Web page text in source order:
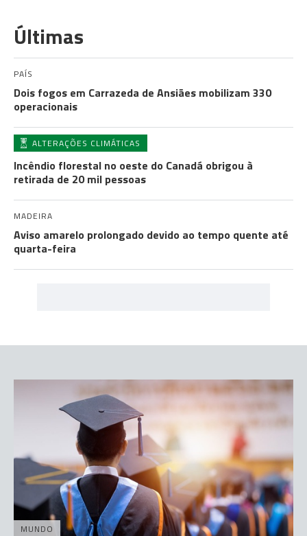
Últimas
PAÍS
Dois fogos em Carrazeda de Ansiães mobilizam 330
operacionais
ALTERAÇÕES CLIMÁTICAS
Incêndio florestal no oeste do Canadá obrigou à
retirada de 20 mil pessoas
MADEIRA
Aviso amarelo prolongado devido ao tempo quente até
quarta-feira
MUNDO